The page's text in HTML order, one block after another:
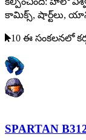
కామిక్స్, షార్ట్‌లు,
10 ఈ సంకలనలో
SPARTAN